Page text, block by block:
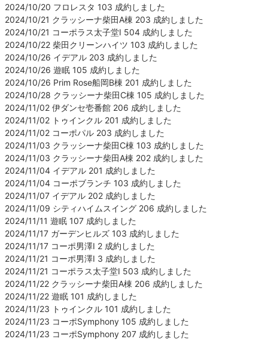
2024/10/20 フロレスタ 103 成約しました
2024/10/21 クラッシーナ柴田A棟 203 成約しました
2024/10/21 コーポラス太子堂Ⅰ 504 成約しました
2024/10/22 柴田クリーンハイツ 103 成約しました
2024/10/26 イデアル 203 成約しました
2024/10/26 遊眠 105 成約しました
2024/10/26 Prim Rose船岡B棟 201 成約しました
2024/10/28 クラッシーナ柴田C棟 105 成約しました
2024/11/02 伊ダンセ壱番館 206 成約しました
2024/11/02 トゥインクル 201 成約しました
2024/11/02 コーポパル 203 成約しました
2024/11/03 クラッシーナ柴田C棟 103 成約しました
2024/11/03 クラッシーナ柴田A棟 202 成約しました
2024/11/04 イデアル 201 成約しました
2024/11/04 コーポブランチ 103 成約しました
2024/11/07 イデアル 202 成約しました
2024/11/09 シティハイムスイング 206 成約しました
2024/11/11 遊眠 107 成約しました
2024/11/17 ガーデンヒルズ 103 成約しました
2024/11/17 コーポ男澤Ⅰ 2 成約しました
2024/11/21 コーポ男澤Ⅰ 3 成約しました
2024/11/21 コーポラス太子堂Ⅰ 503 成約しました
2024/11/22 クラッシーナ柴田A棟 206 成約しました
2024/11/22 遊眠 101 成約しました
2024/11/23 トゥインクル 101 成約しました
2024/11/23 コーポSymphony 105 成約しました
2024/11/23 コーポSymphony 207 成約しました